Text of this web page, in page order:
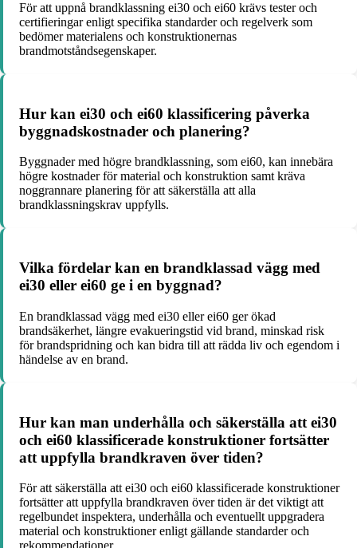
För att uppnå brandklassning ei30 och ei60 krävs tester och
certifieringar enligt specifika standarder och regelverk som
bedömer materialens och konstruktionernas
brandmotståndsegenskaper.
Hur kan ei30 och ei60 klassificering påverka
byggnadskostnader och planering?
Byggnader med högre brandklassning, som ei60, kan innebära
högre kostnader för material och konstruktion samt kräva
noggrannare planering för att säkerställa att alla
brandklassningskrav uppfylls.
Vilka fördelar kan en brandklassad vägg med
ei30 eller ei60 ge i en byggnad?
En brandklassad vägg med ei30 eller ei60 ger ökad
brandsäkerhet, längre evakueringstid vid brand, minskad risk
för brandspridning och kan bidra till att rädda liv och egendom i
händelse av en brand.
Hur kan man underhålla och säkerställa att ei30
och ei60 klassificerade konstruktioner fortsätter
att uppfylla brandkraven över tiden?
För att säkerställa att ei30 och ei60 klassificerade konstruktioner
fortsätter att uppfylla brandkraven över tiden är det viktigt att
regelbundet inspektera, underhålla och eventuellt uppgradera
material och konstruktioner enligt gällande standarder och